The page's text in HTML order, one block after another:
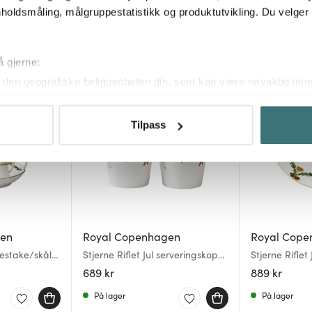
målgruppestatistikk og produktutvikling. Du
gjerne:
den geografiske beliggenheten din, som kan være nøyaktig
trekke tilbake ditt samtykke fra erklæringen om
for å gi innhold og annonser et personlig preg, for å levere
dessuten informasjon om hvordan du bruker nettstedet vårt,
Tilpass
skål
Royal Copenhagen
Stjerne Riflet Jul serveringskopp
30 cl 2 stk
689 kr
På lager
Royal
Stjerne Riflet
24,5 cm
889 kr
På lager